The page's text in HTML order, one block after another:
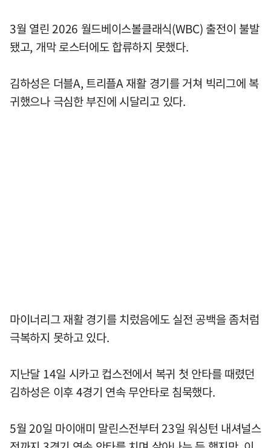
3월 열린 2026 월드베이스볼클래식(WBC) 출전이 불발
됐고, 개막 로스터에도 합류하지 못했다.
김하성은 더블A, 트리플A 재활 경기를 거쳐 빅리그에 복
귀했으나 극심한 부진에 시달리고 있다.
마이너리그 재활 경기를 치렀음에도 실전 공백을 좀처럼
극복하지 못하고 있다.
지난달 14일 시카고 컵스전에서 복귀 첫 안타를 때렸던
김하성은 이후 4경기 연속 무안타로 침묵했다.
5월 20일 마이애미 말린스전부터 23일 워싱턴 내셔널스